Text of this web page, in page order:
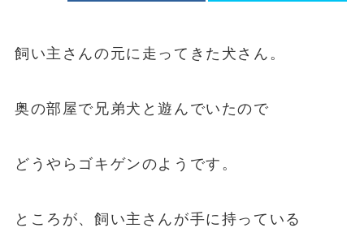
飼い主さんの元に走ってきた犬さん。
奥の部屋で兄弟犬と遊んでいたので
どうやらゴキゲンのようです。
ところが、飼い主さんが手に持っている